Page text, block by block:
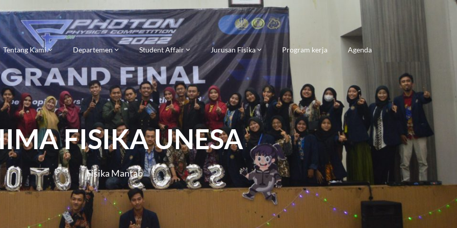
Tentang Kami Departemen Student Affair Jurusan Fisika Program kerja Agenda
FISIKA UNESA
Fisika Mantab